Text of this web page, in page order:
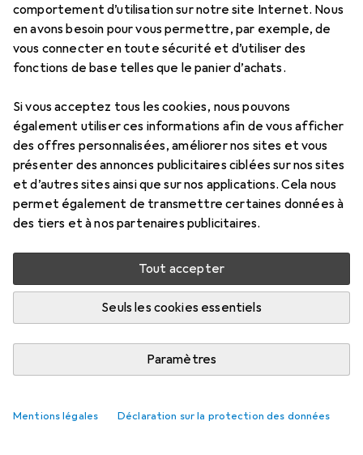
comportement d’utilisation sur notre site Internet. Nous
en avons besoin pour vous permettre, par exemple, de
vous connecter en toute sécurité et d’utiliser des
fonctions de base telles que le panier d’achats.
Si vous acceptez tous les cookies, nous pouvons
également utiliser ces informations afin de vous afficher
des offres personnalisées, améliorer nos sites et vous
présenter des annonces publicitaires ciblées sur nos sites
et d’autres sites ainsi que sur nos applications. Cela nous
permet également de transmettre certaines données à
des tiers et à nos partenaires publicitaires.
Tout accepter
Seuls les cookies essentiels
Paramètres
Mentions légales Déclaration sur la protection des données
EutonomyeuFIX S213NP Adaptateur
DIN
Prix en EUR TVA incl.
EUR
33,10
Évaluations Marque
Plus de produits
Eutonomy
M'informer si le produit est disponible plus tôt
Ajouter au panier